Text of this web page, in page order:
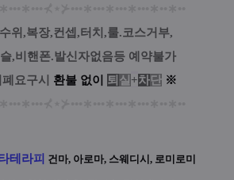
수위,복장,컨셉,터치,룰.코스거부,
,비핸폰.발신자없음등 예약불가
요구시 환불 없이 퇴 실 +차단 ※
테라피 건마, 아로마, 스웨디시, 로미로미